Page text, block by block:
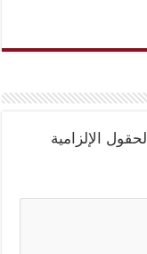
الحقول الإلزامية